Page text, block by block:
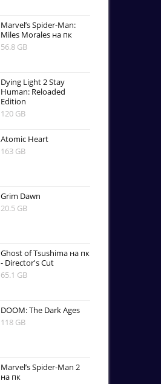
Marvel’s Spider-Man:
Miles Morales на пк
56.8 GB
Dying Light 2 Stay
Human: Reloaded
Edition
120 GB
Atomic Heart
163 GB
Grim Dawn
20.5 GB
Ghost of Tsushima на пк
- Director's Cut
65.1 GB
DOOM: The Dark Ages
118 GB
Marvel’s Spider-Man 2
на пк